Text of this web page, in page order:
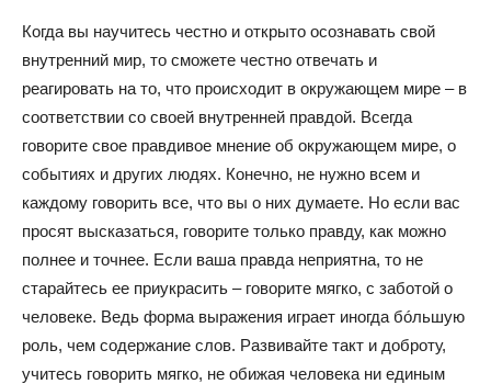
Когда вы научитесь честно и открыто осознавать свой
внутренний мир, то сможете честно отвечать и
реагировать на то, что происходит в окружающем мире – в
соответствии со своей внутренней правдой. Всегда
говорите свое правдивое мнение об окружающем мире, о
событиях и других людях. Конечно, не нужно всем и
каждому говорить все, что вы о них думаете. Но если вас
просят высказаться, говорите только правду, как можно
полнее и точнее. Если ваша правда неприятна, то не
старайтесь ее приукрасить – говорите мягко, с заботой о
человеке. Ведь форма выражения играет иногда бóльшую
роль, чем содержание слов. Развивайте такт и доброту,
учитесь говорить мягко, не обижая человека ни единым